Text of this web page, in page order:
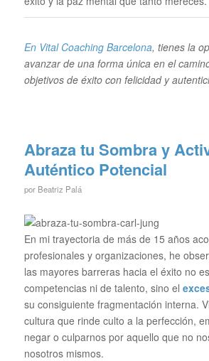
En Vital Coaching Barcelona, tienes la
avanzar de una forma única en el
objetivos de éxito con felicidad y
Abraza tu Sombra y
Auténtico Potencial
por Beatriz Palá
En mi trayectoria de más de 15 años
profesionales y organizaciones, he
las mayores barreras hacia el éxito no
competencias ni de talento, sino el
su consiguiente fragmentación interna.
cultura que rinde culto a la perfección,
negar o culparnos por aquello que no
nosotros mismos.